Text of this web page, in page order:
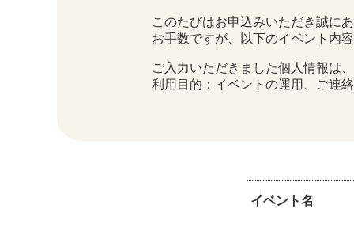
このたびはお申込みいただき誠に
お手数ですが、以下のイベント内
ご入力いただきました個人情報は
利用目的：イベントの運用、ご連
イベント名